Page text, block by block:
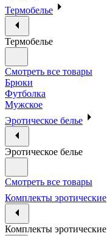
Термобелье
Термобелье
Смотреть все товары
Брюки
Футболка
Мужское
Эротическое белье
Эротическое белье
Смотреть все товары
Комплекты эротические
Комплекты эротические